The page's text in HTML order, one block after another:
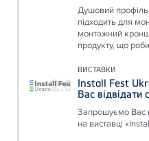
Душовий
підходить для
монтажний
продукту, що
ВИСТАВКИ
Install Fest
Вас відвідати
Запрошуємо Вас
на виставці